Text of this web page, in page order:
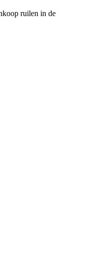
ruilen in de